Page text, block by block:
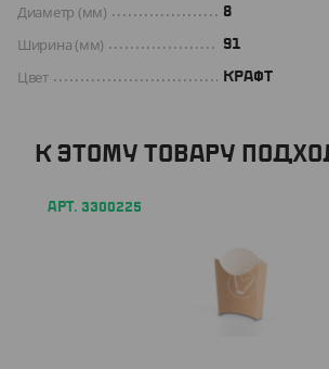
Диаметр (мм) 8
Ширина (мм) 91
Цвет КРАФТ
К ЭТОМУ ТОВАРУ
АРТ. 3300225